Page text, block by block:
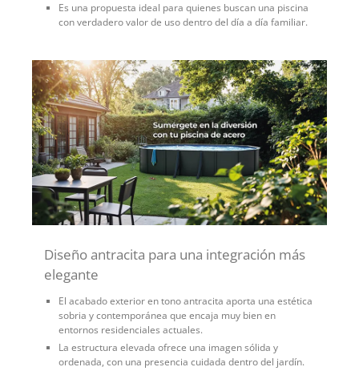
Es una propuesta ideal para quienes buscan una piscina
con verdadero valor de uso dentro del día a día familiar.
Diseño antracita para una integración más
elegante
El acabado exterior en tono antracita aporta una estética
sobria y contemporánea que encaja muy bien en
entornos residenciales actuales.
La estructura elevada ofrece una imagen sólida y
ordenada, con una presencia cuidada dentro del jardín.